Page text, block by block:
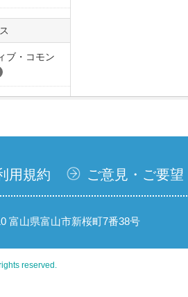
ブ・コモン
用規約 ご意見・ご要望
富山県富山市新桜町7番38号
reserved.